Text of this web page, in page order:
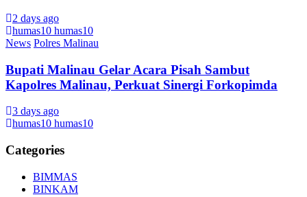
2 days ago
humas10 humas10
News Polres Malinau
Bupati Malinau Gelar Acara Pisah Sambut
Kapolres Malinau, Perkuat Sinergi Forkopimda
3 days ago
humas10 humas10
Categories
BIMMAS
BINKAM